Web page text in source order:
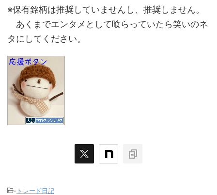
※保有銘柄は推奨していませんし、推奨しません。
あくまでエンタメとして喰らっていたら笑いのネ
タにしてください。
- トレード日記